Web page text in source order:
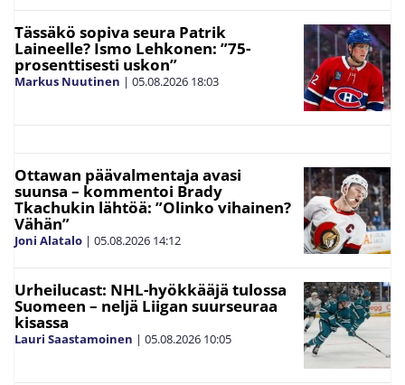
Tässäkö sopiva seura Patrik
Laineelle? Ismo Lehkonen: ”75-
prosenttisesti uskon”
Markus Nuutinen | 05.08.2026 18:03
Ottawan päävalmentaja avasi
suunsa – kommentoi Brady
Tkachukin lähtöä: ”Olinko vihainen?
Vähän”
Joni Alatalo | 05.08.2026 14:12
Urheilucast: NHL-hyökkääjä tulossa
Suomeen – neljä Liigan suurseuraa
kisassa
Lauri Saastamoinen | 05.08.2026 10:05